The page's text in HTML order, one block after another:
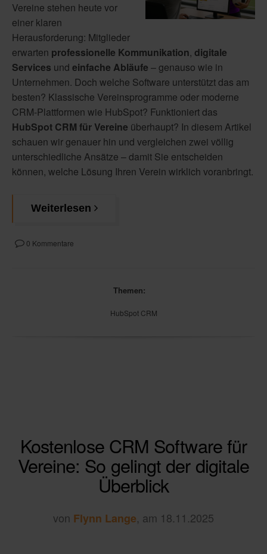
Vereine stehen heute vor
einer klaren
Herausforderung: Mitglieder
erwarten professionelle Kommunikation, digitale
Services und einfache Abläufe – genauso wie in
Unternehmen. Doch welche Software unterstützt das am
besten? Klassische Vereinsprogramme oder moderne
CRM-Plattformen wie HubSpot? Funktioniert das
HubSpot CRM für Vereine überhaupt? In diesem Artikel
schauen wir genauer hin und vergleichen zwei völlig
unterschiedliche Ansätze – damit Sie entscheiden
können, welche Lösung Ihren Verein wirklich voranbringt.
Weiterlesen
0 Kommentare
Themen:
HubSpot CRM
Kostenlose CRM Software für
Vereine: So gelingt der digitale
Überblick
von Flynn Lange, am 18.11.2025